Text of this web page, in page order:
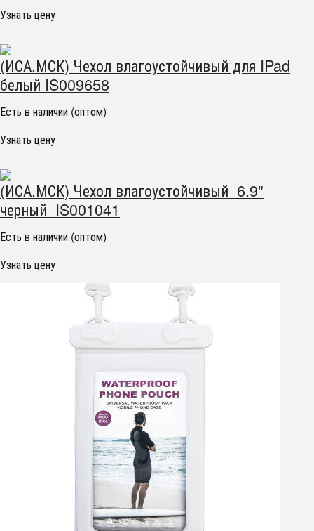
Узнать цену
(ИСА.МСК) Чехол влагоустойчивый для IPad
белый IS009658
Есть в наличии (оптом)
Узнать цену
(ИСА.МСК) Чехол влагоустойчивый 6.9"
черный IS001041
Есть в наличии (оптом)
Узнать цену